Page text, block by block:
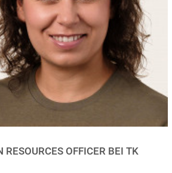
RESOURCES OFFICER BEI TK